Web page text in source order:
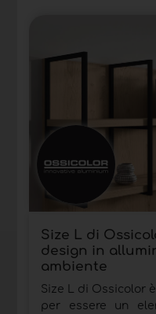
Size L di
design in
ambiente
Size L di Ossicolor
per essere un